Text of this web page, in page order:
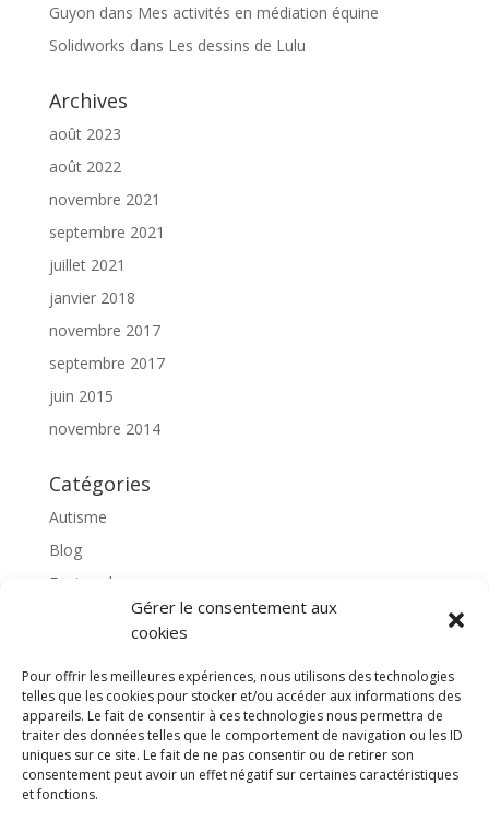
Gérer le consentement aux
cookies
Pour offrir les meilleures expériences, nous utilisons des technologies
telles que les cookies pour stocker et/ou accéder aux informations des
appareils. Le fait de consentir à ces technologies nous permettra de
traiter des données telles que le comportement de navigation ou les ID
uniques sur ce site. Le fait de ne pas consentir ou de retirer son
consentement peut avoir un effet négatif sur certaines caractéristiques
et fonctions.
Guyon dans Mes activités en médiation équine
Solidworks dans Les dessins de Lulu
Archives
août 2023
août 2022
novembre 2021
septembre 2021
juillet 2021
janvier 2018
novembre 2017
septembre 2017
juin 2015
novembre 2014
Catégories
Autisme
Blog
Featured
l'apprentissage scolaire
Non classé
partenaires
Poterie
rassemblons nos expériences